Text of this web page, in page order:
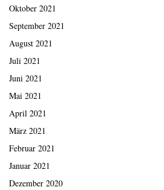
Oktober 2021
September 2021
August 2021
Juli 2021
Juni 2021
Mai 2021
April 2021
März 2021
Februar 2021
Januar 2021
Dezember 2020